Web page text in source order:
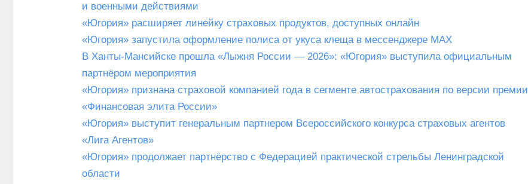
и военными действиями
«Югория» расширяет линейку страховых продуктов, доступных онлайн
«Югория» запустила оформление полиса от укуса клеща в мессенджере MAX
В Ханты-Мансийске прошла «Лыжня России — 2026»: «Югория» выступила официальным
партнёром мероприятия
«Югория» признана страховой компанией года в сегменте автострахования по версии премии
«Финансовая элита России»
«Югория» выступит генеральным партнером Всероссийского конкурса страховых агентов
«Лига Агентов»
«Югория» продолжает партнёрство с Федерацией практической стрельбы Ленинградской
области